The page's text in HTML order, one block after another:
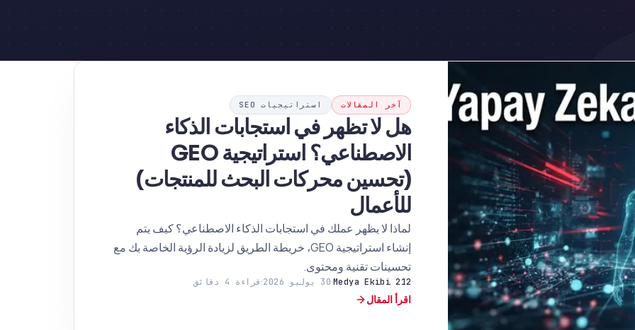
آخر المقالات استراتيجيات SEO
هل لا تظهر في استجابات الذكاء
الاصطناعي؟ استراتيجية GEO
(تحسين محركات البحث للمنتجات)
للأعمال
لماذا لا يظهر عملك في استجابات الذكاء الاصطناعي؟ كيف يتم
إنشاء استراتيجية GEO، خريطة الطريق لزيادة الرؤية الخاصة بك مع
تحسينات تقنية ومحتوى.
212 Medya Ekibi 30 يوليو 2026 قراءة 4 دقائق
اقرأ المقال